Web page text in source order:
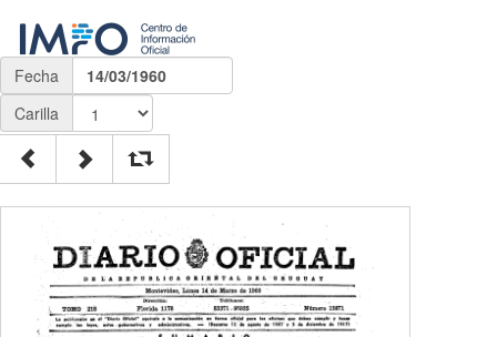
Fecha
14/03/1960
Carilla